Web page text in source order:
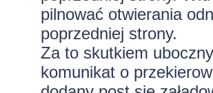
pilnować otwierania
poprzedniej strony.
Za to skutkiem
komunikat o